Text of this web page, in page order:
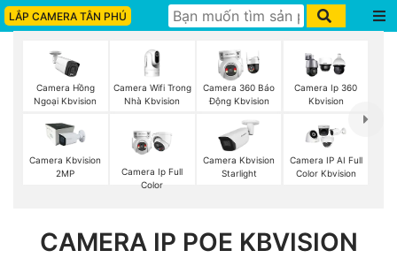
LẮP CAMERA TÂN PHÚ
Camera Hồng
Ngoại Kbvision
Camera Wifi Trong
Nhà Kbvision
Camera 360 Báo
Động Kbvision
Camera Ip 360
Kbvision
Camera Kbvision
2MP
Camera Ip Full
Color
Camera Kbvision
Starlight
Camera IP AI Full
Color Kbvision
CAMERA IP POE KBVISION